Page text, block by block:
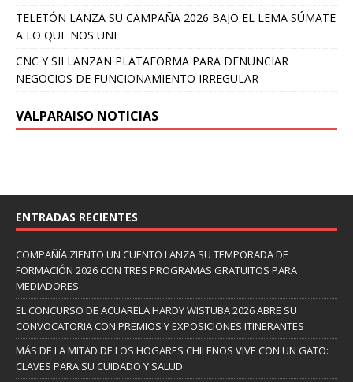
TELETÓN LANZA SU CAMPAÑA 2026 BAJO EL LEMA SÚMATE
A LO QUE NOS UNE
CNC Y SII LANZAN PLATAFORMA PARA DENUNCIAR
NEGOCIOS DE FUNCIONAMIENTO IRREGULAR
VALPARAISO NOTICIAS
ENTRADAS RECIENTES
COMPAÑÍA ZIENTO UN CUENTO LANZA SU TEMPORADA DE
FORMACIÓN 2026 CON TRES PROGRAMAS GRATUITOS PARA
MEDIADORES
EL CONCURSO DE ACUARELA HARDY WISTUBA 2026 ABRE SU
CONVOCATORIA CON PREMIOS Y EXPOSICIONES ITINERANTES
MÁS DE LA MITAD DE LOS HOGARES CHILENOS VIVE CON UN GATO:
CLAVES PARA SU CUIDADO Y SALUD